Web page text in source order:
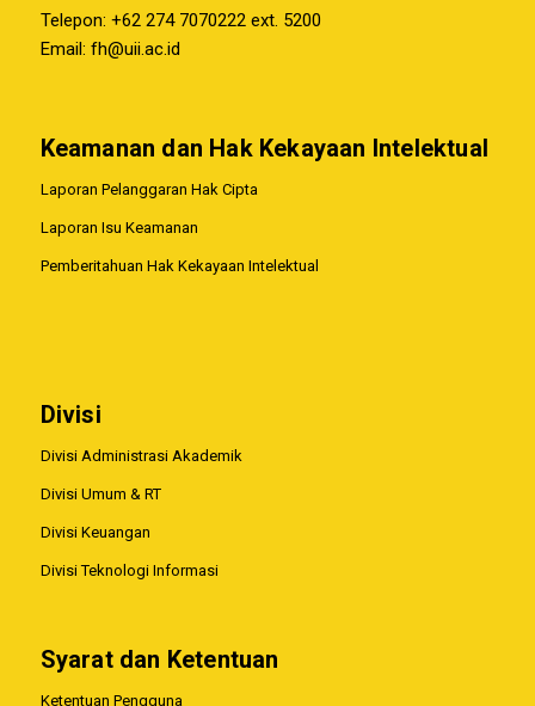
Telepon: +62 274 7070222 ext. 5200
Email: fh@uii.ac.id
Keamanan dan Hak Kekayaan Intelektual
Laporan Pelanggaran Hak Cipta
Laporan Isu Keamanan
Pemberitahuan Hak Kekayaan Intelektual
Divisi
Divisi Administrasi Akademik
Divisi Umum & RT
Divisi Keuangan
Divisi Teknologi Informasi
Syarat dan Ketentuan
Ketentuan Pengguna